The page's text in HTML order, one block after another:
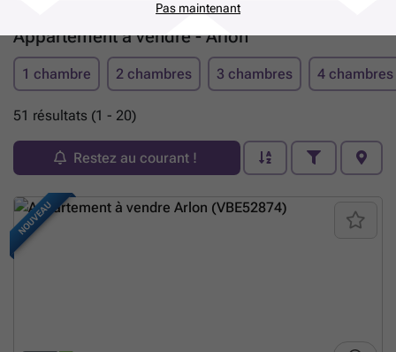
Appartement à vendre - Arlon
1 chambre 2 chambres 3 chambres 4 chambres
51 résultats (1 - 20)
Restez au courant !
NOUVEAU
Pas maintenant